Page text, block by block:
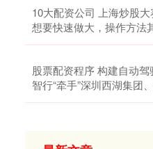
10大配资公司 上海炒股
想要快速做大，操作方法
股票配资程序 构建自动驾
智行“牵手”深圳西湖集团